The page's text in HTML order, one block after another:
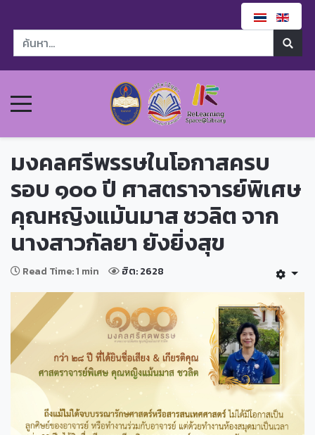
มงคลศรีพรรษในโอกาสครบ
รอบ ๑๐๐ ปี ศาสตราจารย์พิเศษ
คุณหญิงแม้นมาส ชวลิต จาก
นางสาวกัลยา ยังยิ่งสุข
Read Time: 1 min ฮิต: 2628